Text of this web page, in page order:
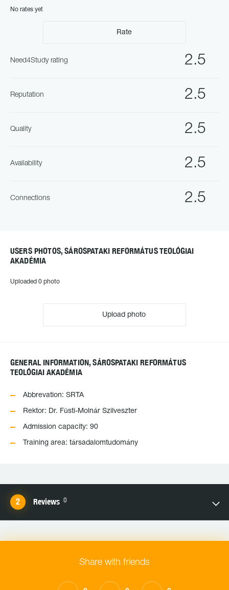
No rates yet
Rate
2.5
Need4Study rating
2.5
Reputation
2.5
Quality
2.5
Availability
2.5
Connections
USERS PHOTOS, SÁROSPATAKI REFORMÁTUS TEOLÓGIAI
AKADÉMIA
Uploaded 0 photo
Upload photo
GENERAL INFORMATION, SÁROSPATAKI REFORMÁTUS
TEOLÓGIAI AKADÉMIA
Abbrevation: SRTA
Rektor: Dr. Füsti-Molnár Szilveszter
Admission capacity: 90
Training area: társadalomtudomány
Reviews 0
Share with friends